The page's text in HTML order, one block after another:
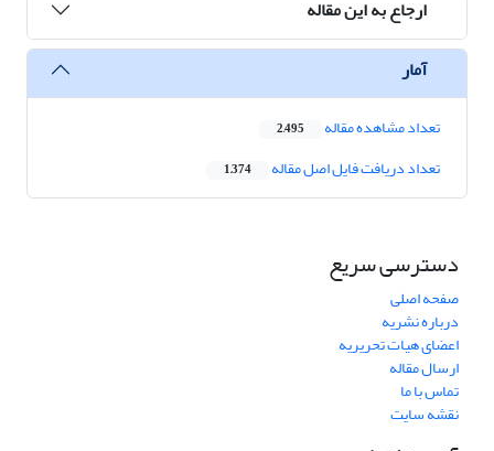
ارجاع به این مقاله
آمار
تعداد مشاهده مقاله 2,495
تعداد دریافت فایل اصل مقاله 1,374
دسترسی سریع
صفحه اصلی
درباره نشریه
اعضای هیات تحریریه
ارسال مقاله
تماس با ما
نقشه سایت